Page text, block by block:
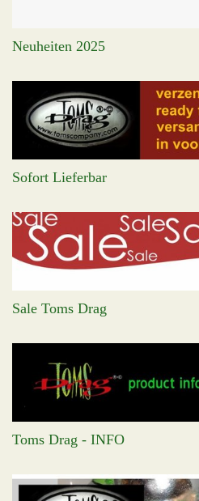
Neuheiten 2025
Sofort Lieferbar
Sale Toms Drag
Toms Drag - INFO